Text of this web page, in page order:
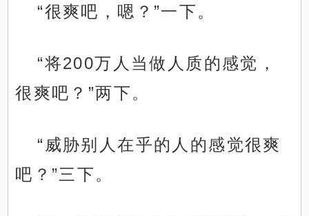
“很爽吧，嗯？”一下。
“将200万人当做人质的感觉，
很爽吧？”两下。
“威胁别人在乎的人的感觉很爽
吧？”三下。